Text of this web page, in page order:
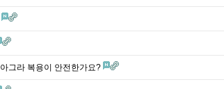
그라 복용이 안전한가요?